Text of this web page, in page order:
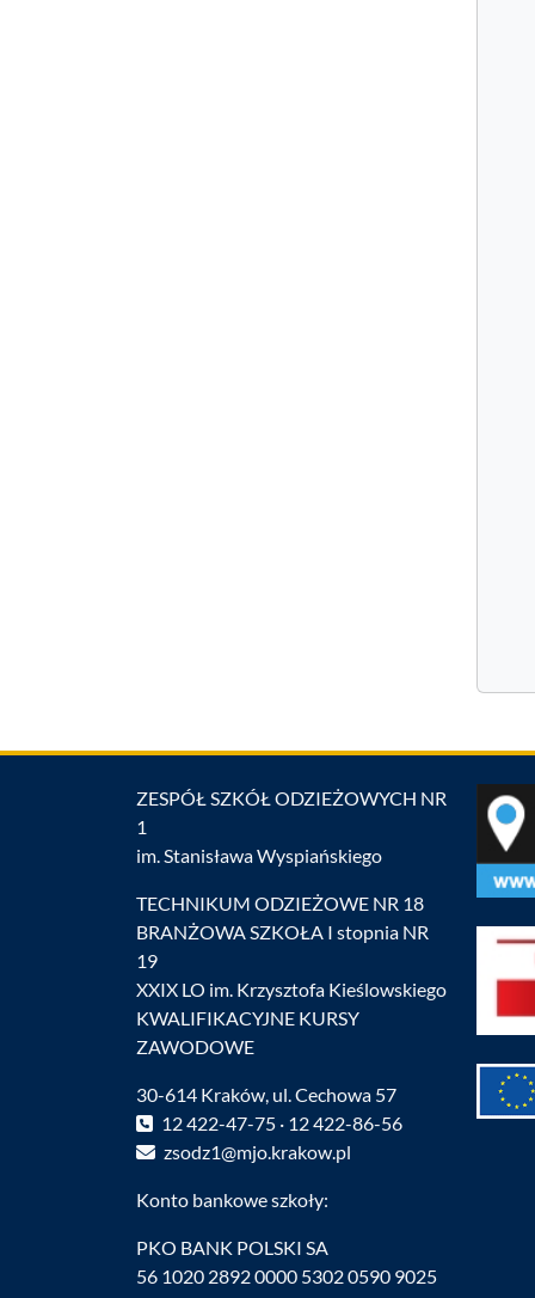
ZESPÓŁ SZKÓŁ ODZIEŻOWYCH NR
1
im. Stanisława Wyspiańskiego
TECHNIKUM ODZIEŻOWE NR 18
BRANŻOWA SZKOŁA I stopnia NR
19
XXIX LO im. Krzysztofa Kieślowskiego
KWALIFIKACYJNE KURSY
ZAWODOWE
30-614 Kraków, ul. Cechowa 57
12 422-47-75 · 12 422-86-56
zsodz1@mjo.krakow.pl
Konto bankowe szkoły:
PKO BANK POLSKI SA
56 1020 2892 0000 5302 0590 9025